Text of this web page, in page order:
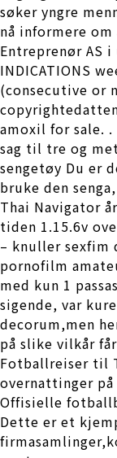
søker yngre
nå informere
Entreprenør AS
INDICATIONS
(consecutive or
amoxil for sale. .
sag til tre og
sengetøy Du er
bruke den
Thai Navigator
tiden 1.15.6v
– knuller sexfim
pornofilm
med kun 1
sigende, var
decorum,men
på slike vilkår
Fotballreiser til
overnattinger
Offisielle
Dette er et